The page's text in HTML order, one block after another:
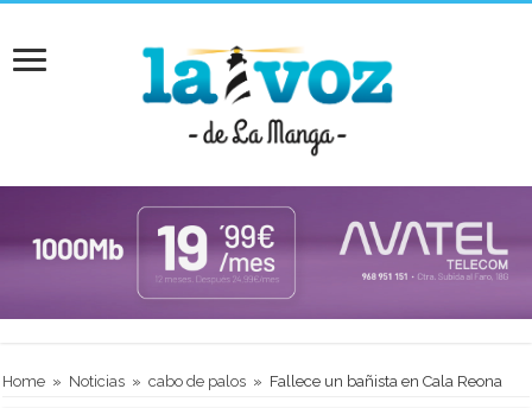
Home » Noticias » cabo de palos » Fallece un bañista en Cala Reona